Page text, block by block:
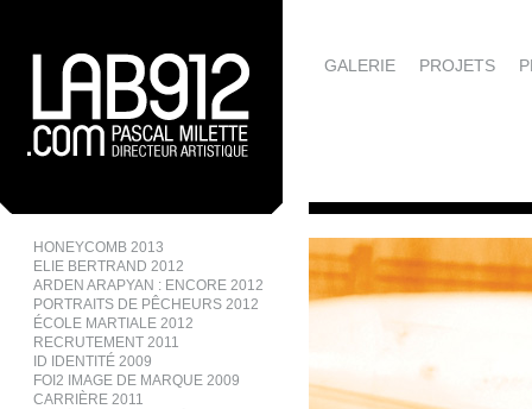
HONEYCOMB 2013
ELIE BERTRAND 2012
ARDEN ARAPYAN : ENCORE 2012
PORTRAITS DE PÊCHEURS 2012
ÉCOLE MARTIALE 2012
RECRUTEMENT 2011
ID IDENTITÉ 2009
FOI2 IMAGE DE MARQUE 2009
CARRIÈRE 2011
GALERIE PROJETS